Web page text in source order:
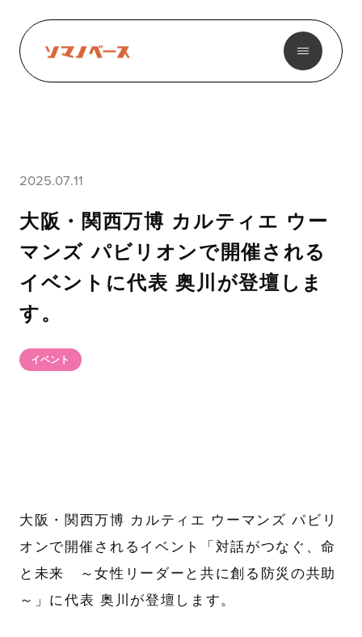
2025.07.11
大阪・関西万博 カルティエ ウー
マンズ パビリオンで開催される
イベントに代表 奥川が登壇しま
す。
イベント
大阪・関西万博 カルティエ ウーマンズ パビリ
オンで開催されるイベント「対話がつなぐ、命
と未来 ～女性リーダーと共に創る防災の共助
～」に代表 奥川が登壇します。